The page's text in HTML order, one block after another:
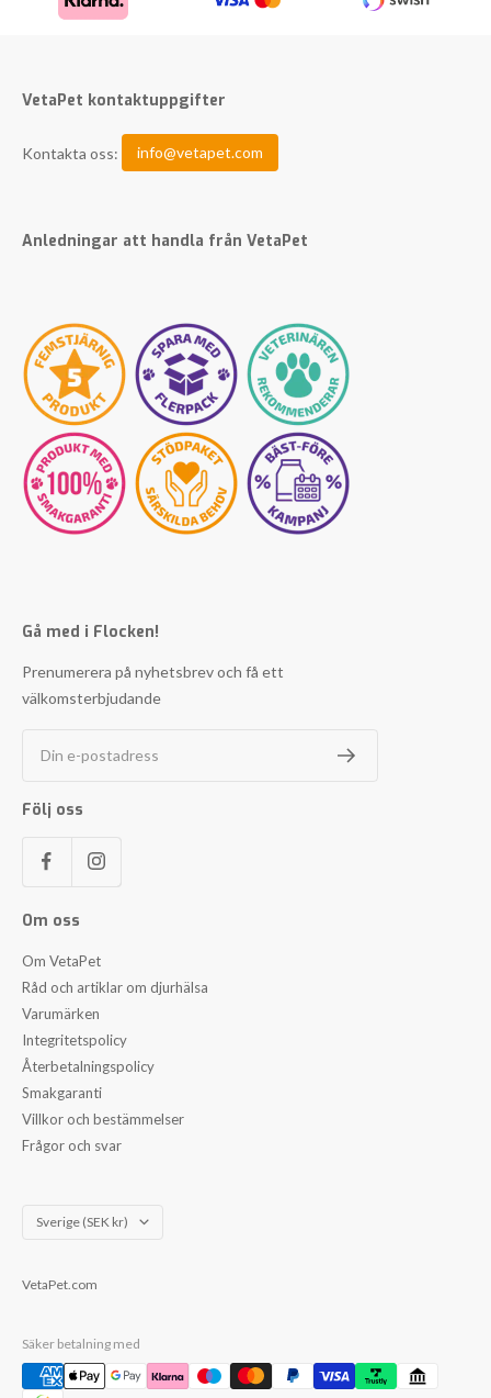
VetaPet kontaktuppgifter
Kontakta oss: info@vetapet.com
Anledningar att handla från VetaPet
Gå med i Flocken!
Prenumerera på nyhetsbrev och få ett
välkomsterbjudande
Din e-postadress
Följ oss
Om oss
Om VetaPet
Råd och artiklar om djurhälsa
Varumärken
Integritetspolicy
Återbetalningspolicy
Smakgaranti
Villkor och bestämmelser
Frågor och svar
Land/Region Sverige (SEK kr)
VetaPet.com
Säker betalning med